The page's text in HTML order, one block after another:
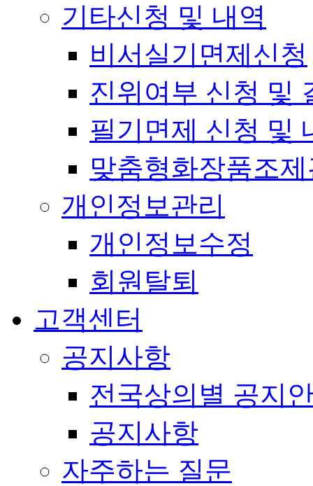
기타신청 및 내역
비서실기면제신청
진위여부 신청 및
필기면제 신청 및
맞춤형화장품조
개인정보관리
개인정보수정
회원탈퇴
고객센터
공지사항
전국상의별 공지
공지사항
자주하는 질문